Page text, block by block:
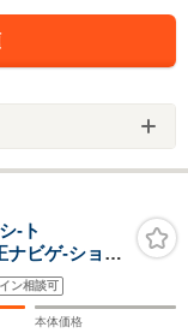
-ト
ビゲ-ション
クルーズコン
- レーンキー
ン相談可
本体価格